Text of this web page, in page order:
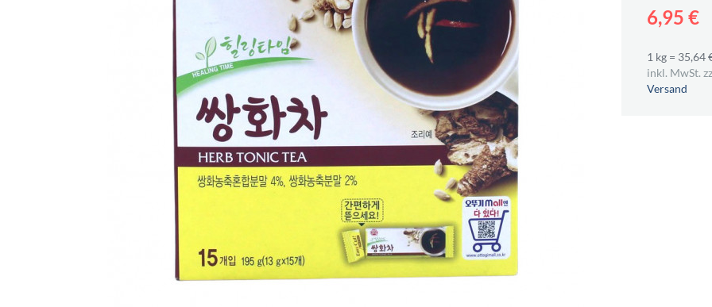
6,95 €
1 kg = 35,64
inkl. MwSt.
Versand